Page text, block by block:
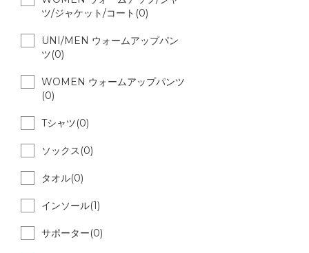
ツ/ジャケット/コート(0)
UNI/MEN ウォームアップパン
ツ(0)
WOMEN ウォームアップパンツ
(0)
Tシャツ(0)
ソックス(0)
タオル(0)
インソール(1)
サポーター(0)